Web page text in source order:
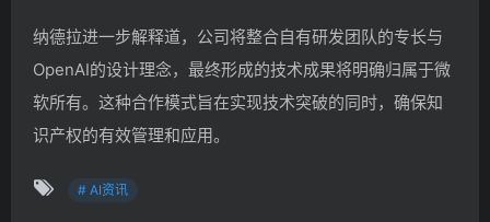
纳德拉进一步解释道，公司将整合自有研发团队的专长与
OpenAI的设计理念，最终形成的技术成果将明确归属于微
软所有。这种合作模式旨在实现技术突破的同时，确保知
识产权的有效管理和应用。
# AI资讯